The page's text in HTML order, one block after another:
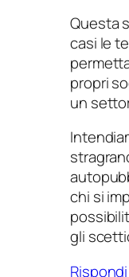
Questa
casi le
propri
un
chi si
gli
Rispondi